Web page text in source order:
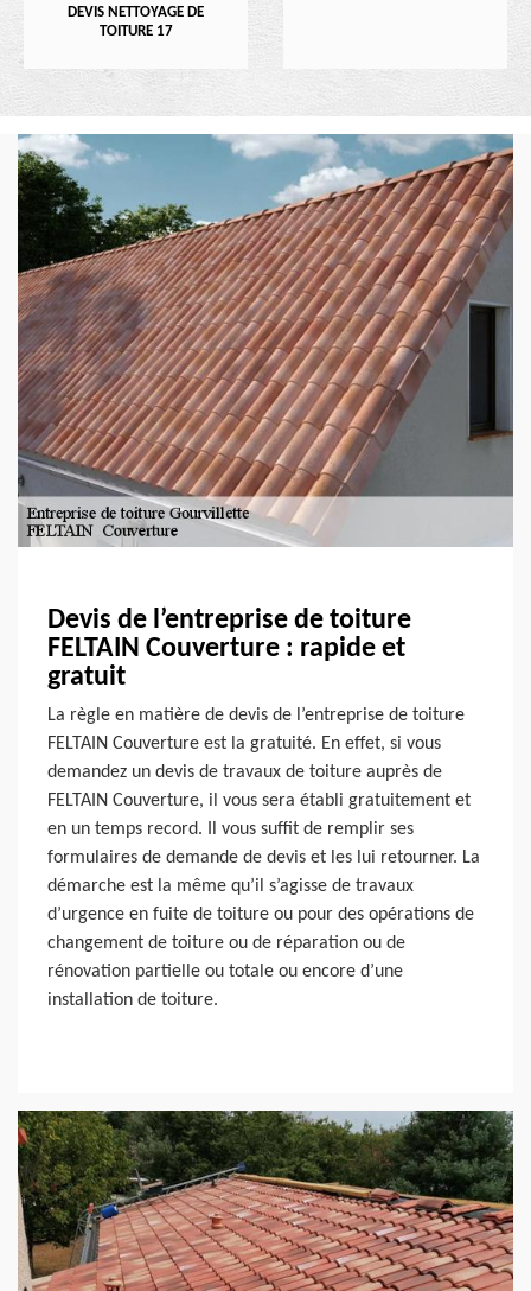
DEVIS NETTOYAGE DE
TOITURE 17
Devis de l’entreprise de toiture
FELTAIN Couverture : rapide et
gratuit
La règle en matière de devis de l’entreprise de toiture
FELTAIN Couverture est la gratuité. En effet, si vous
demandez un devis de travaux de toiture auprès de
FELTAIN Couverture, il vous sera établi gratuitement et
en un temps record. Il vous suffit de remplir ses
formulaires de demande de devis et les lui retourner. La
démarche est la même qu’il s’agisse de travaux
d’urgence en fuite de toiture ou pour des opérations de
changement de toiture ou de réparation ou de
rénovation partielle ou totale ou encore d’une
installation de toiture.